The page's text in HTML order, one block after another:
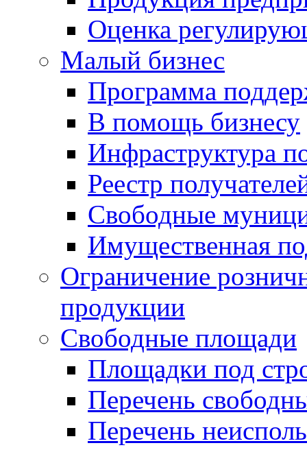
Оценка
Малый бизнес
Программа
В помощь бизнесу
Инфраструктура
Реестр
Свободные
Имущественная
Ограничение
продукции
Свободные площади
Площадки под
Перечень
Перечень